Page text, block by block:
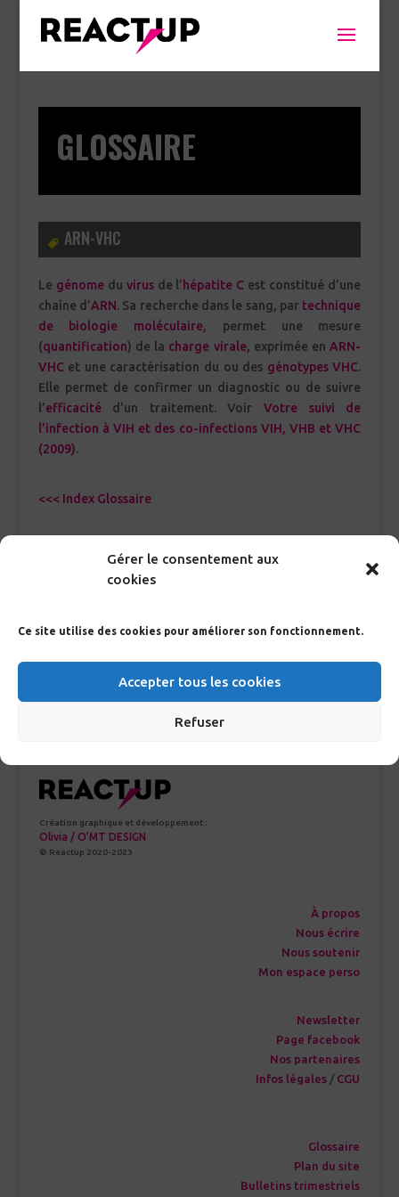
Gérer le consentement aux
cookies
Ce site utilise des cookies pour améliorer son fonctionnement.
Accepter tous les cookies
Refuser
GLOSSAIRE
ARN-VHC
Le génomedu virusde l’ hépatite C est constitué d’une
chaîne d’ARN. Sa recherche dans le sang, par technique
de biologie moléculaire, permet une mesure
(quantification) de la charge virale, exprimée enARN-
VHCet une caractérisation du ou des génotypes VHC.
Elle permet de confirmer un diagnostic ou de suivre
l’efficacitéd’un traitement. VoirVotre suivi de
l’infection à VIH et des co-infections VIH, VHB et VHC
(2009).
<<< Index Glossaire
Création graphique et développement :
Olivia / O’MT DESIGN
© Reactup 2020-2023
À propos
Nous écrire
Nous soutenir
Mon espace perso
Newsletter
Page facebook
Nos partenaires
Infos légales / CGU
Glossaire
Plan du site
Bulletins trimestriels